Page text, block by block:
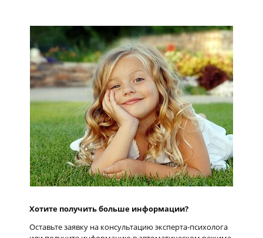
Хотите получить больше информации?
Оставьте заявку на консультацию эксперта-психолога